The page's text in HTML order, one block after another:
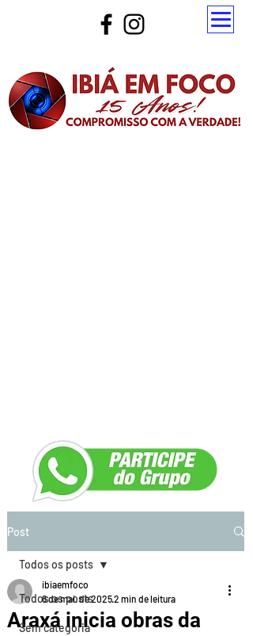
Post
Todos os posts
Sem categoria
Todos os posts
Araxá inicia obras da
ibiaemfoco
8 de mai. de 20252 min de leitura